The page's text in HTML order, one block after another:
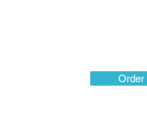
Order